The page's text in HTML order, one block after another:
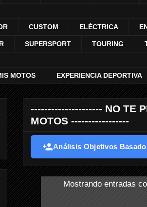
CUSTOM ELÉCTRICA
SUPERSPORT TOURING
MOTOS EXPERIENCIA DEPORTIVA
--------------------- NO TE
MOTOS -----------------
Análisis Objetivos
Mostrando entradas